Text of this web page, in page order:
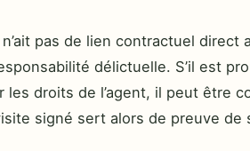
n’ait pas de lien contractuel
délictuelle. S’il est
les droits de l’agent, il peut être
signé sert alors de preuve de